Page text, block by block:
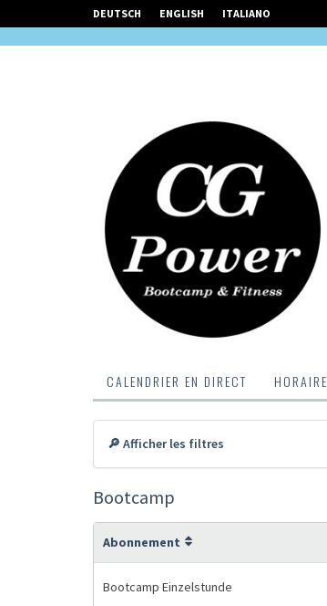
DEUTSCH ENGLISH ITALIANO
CALENDRIER EN DIRECT HORAIRE
🔎 Afficher les filtres
Bootcamp
Abonnement
Bootcamp Einzelstunde